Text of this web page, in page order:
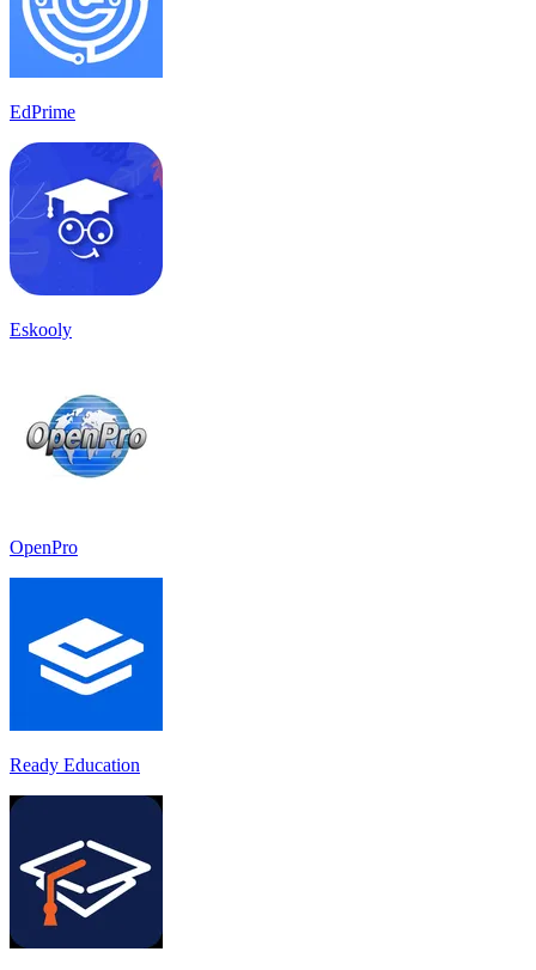
EdPrime
Eskooly
OpenPro
Ready Education